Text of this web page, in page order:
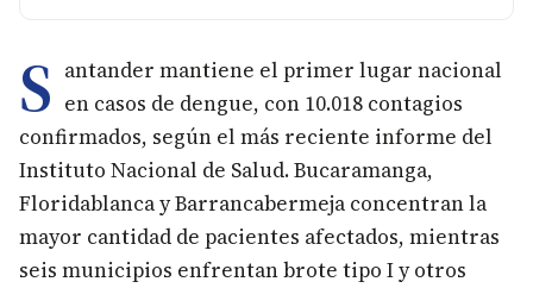
S antander mantiene el primer lugar nacional
en casos de dengue, con 10.018 contagios
confirmados, según el más reciente informe del
Instituto Nacional de Salud. Bucaramanga,
Floridablanca y Barrancabermeja concentran la
mayor cantidad de pacientes afectados, mientras
seis municipios enfrentan brote tipo I y otros